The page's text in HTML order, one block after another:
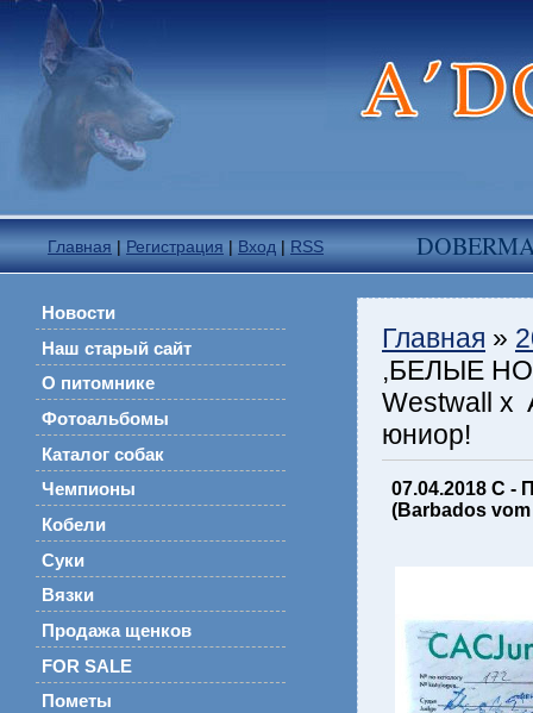
Главная | Регистрация | Вход | RSS
Новости
Наш старый сайт
О питомнике
Фотоальбомы
Каталог собак
Чемпионы
Кобели
Суки
Вязки
Продажа щенков
FOR SALE
Пометы
Главная »
,БЕЛЫЕ
Westwall x
юниор!
07.04.2018 С -
(Barbados